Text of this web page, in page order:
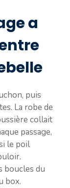
a
puis
La robe de
collait
passage,
le poil
boucles du
box.